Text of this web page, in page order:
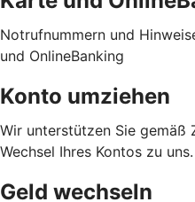
Notrufnummern und
und OnlineBanking
Konto umziehen
Wir unterstützen Sie gemäß
Wechsel Ihres Kontos zu uns.
Geld wechseln